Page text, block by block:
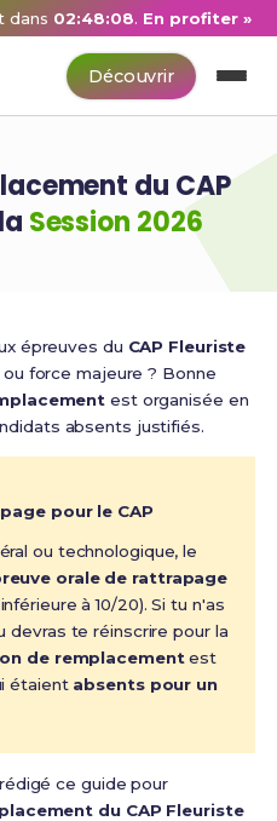
dans 02:48:08. En profiter »
Découvrir
du CAP
Session 2026
épreuves du CAP Fleuriste
force majeure ? Bonne
est organisée en
absents justifiés.
pour le CAP
ou technologique, le
orale de rattrapage
à 10/20). Si tu n'as
devras te réinscrire pour la
de remplacement est
étaient absents pour un
ce guide pour
du CAP Fleuriste